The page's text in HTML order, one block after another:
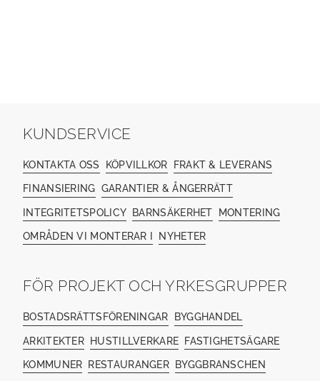
KUNDSERVICE
KONTAKTA OSS KÖPVILLKOR FRAKT & LEVERANS
FINANSIERING GARANTIER & ÅNGERRÄTT
INTEGRITETSPOLICY BARNSÄKERHET MONTERING
OMRÅDEN VI MONTERAR I NYHETER
FÖR PROJEKT OCH YRKESGRUPPER
BOSTADSRÄTTSFÖRENINGAR BYGGHANDEL
ARKITEKTER HUSTILLVERKARE FASTIGHETSÄGARE
KOMMUNER RESTAURANGER BYGGBRANSCHEN